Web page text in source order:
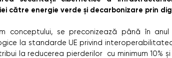
către energie verde și decarbonizare prin
conceptului, se preconizează până în anul
la standarde UE privind
la reducerea pierderilor cu minimum 10%